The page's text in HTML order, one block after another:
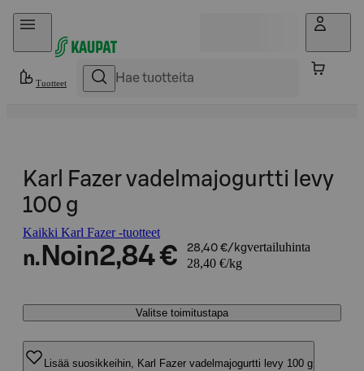
Hyppää sisältöön
Tuotteet
Karl Fazer vadelmajogurtti levy
100 g
Kaikki Karl Fazer -tuotteet
n. Noin2,84 € 28,40 €/kgvertailuhinta
28,40 €/kg
Valitse toimitustapa
Lisää suosikkeihin, Karl Fazer vadelmajogurtti levy 100 g